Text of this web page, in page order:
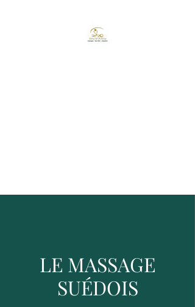
LE MASSAGE
SUÉDOIS